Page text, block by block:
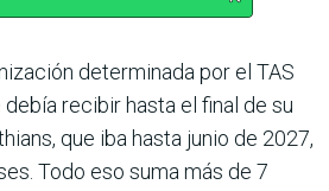
determinada por el TAS
recibir hasta el final de su
que iba hasta junio de 2027,
Todo eso suma más de 7